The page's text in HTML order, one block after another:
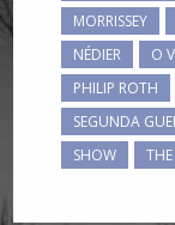
MORRISSEY
NÉDIER
O
PHILIP ROTH
SEGUNDA
SHOW